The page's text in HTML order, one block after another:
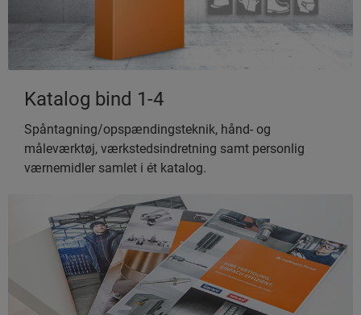
Katalog bind 1-4
Spåntagning/opspændingsteknik, hånd- og
måleværktøj, værkstedsindretning samt personlig
værnemidler samlet i ét katalog.